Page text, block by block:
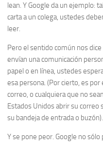
lean. Y Google da un ejemplo:
carta a un colega, ustedes
leer.
Pero el sentido común nos
envían una comunicación
papel o en línea, ustedes
esa persona. (Por cierto, es
correo, o cualquiera que no
Estados Unidos abrir su
su bandeja de entrada o buzón).
Y se pone peor. Google no